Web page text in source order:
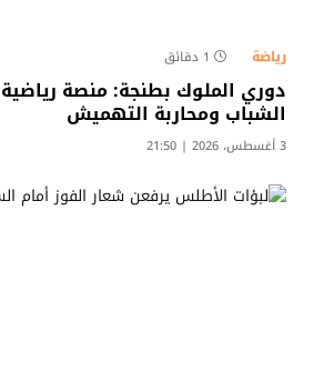
رياضة 1 دقائق
دوري الملوك بطنجة: منصة
الشباب ومحاربة التهميش​
3 أغسطس، 2026 | 21:50